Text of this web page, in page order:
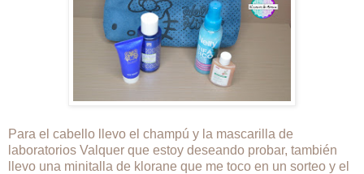
Para el cabello llevo el champú y la mascarilla de
laboratorios Valquer que estoy deseando probar, también
llevo una minitalla de klorane que me toco en un sorteo y el